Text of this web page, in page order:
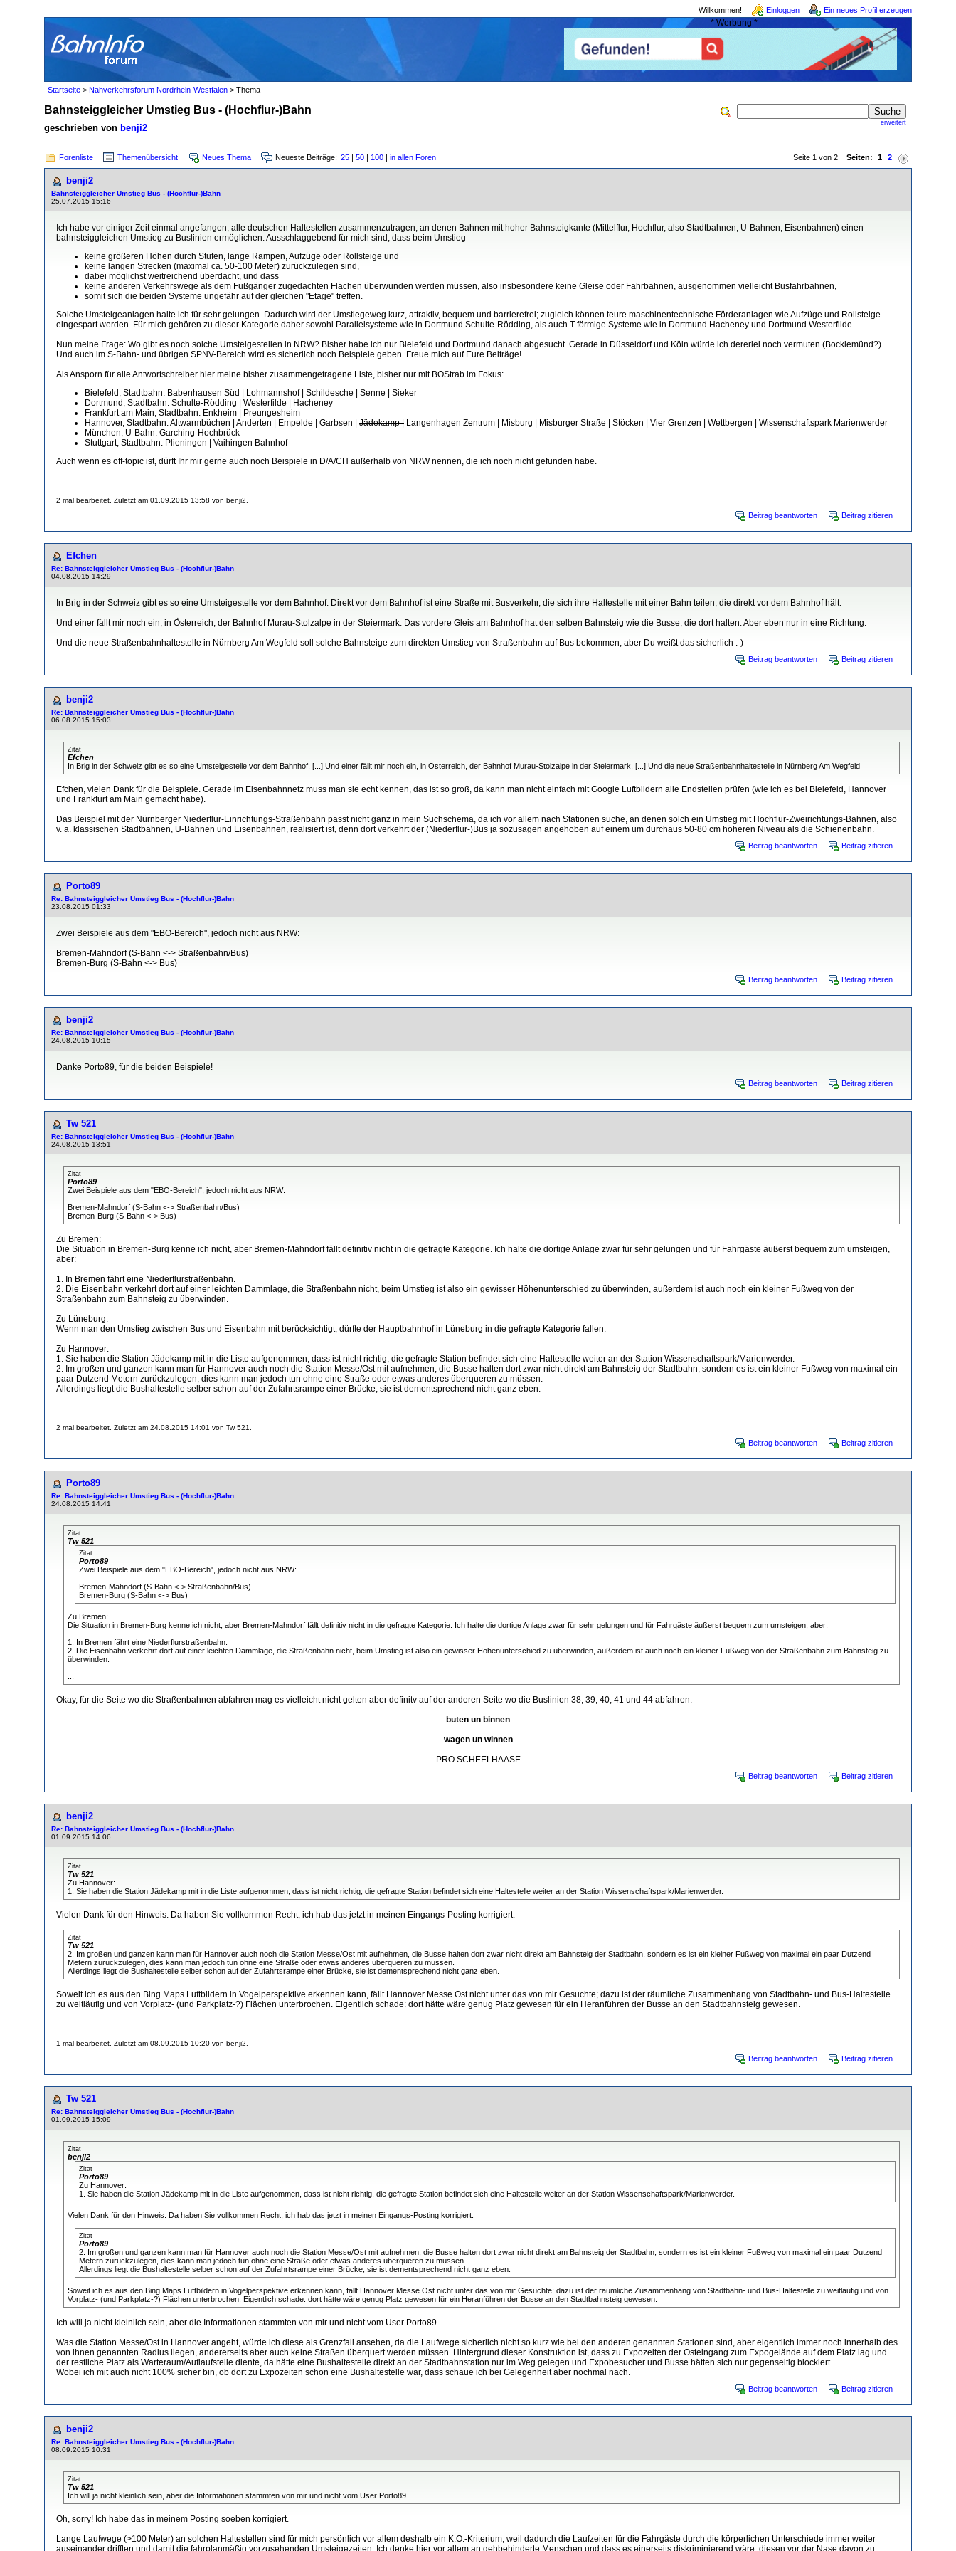
Willkommen! Einloggen Ein neues Profil erzeugen
* Werbung *
Startseite > Nahverkehrsforum Nordrhein-Westfalen > Thema
erweitert
Bahnsteiggleicher Umstieg Bus - (Hochflur-)Bahn
geschrieben von benji2
Forenliste Themenübersicht Neues Thema Neueste Beiträge: 25 | 50 | 100 | in allen Foren Seite 1 von 2 Seiten: 1 2
benji2
Bahnsteiggleicher Umstieg Bus - (Hochflur-)Bahn
25.07.2015 15:16
Ich habe vor einiger Zeit einmal angefangen, alle deutschen Haltestellen zusammenzutragen, an denen Bahnen mit hoher Bahnsteigkante (Mittelflur, Hochflur, also Stadtbahnen, U-Bahnen, Eisenbahnen) einen
bahnsteiggleichen Umstieg zu Buslinien ermöglichen. Ausschlaggebend für mich sind, dass beim Umstieg
keine größeren Höhen durch Stufen, lange Rampen, Aufzüge oder Rollsteige und
keine langen Strecken (maximal ca. 50-100 Meter) zurückzulegen sind,
dabei möglichst weitreichend überdacht, und dass
keine anderen Verkehrswege als dem Fußgänger zugedachten Flächen überwunden werden müssen, also insbesondere keine Gleise oder Fahrbahnen, ausgenommen vielleicht Busfahrbahnen,
somit sich die beiden Systeme ungefähr auf der gleichen "Etage" treffen.
Solche Umsteigeanlagen halte ich für sehr gelungen. Dadurch wird der Umstiegeweg kurz, attraktiv, bequem und barrierefrei; zugleich können teure maschinentechnische Förderanlagen wie Aufzüge und Rollsteige
eingespart werden. Für mich gehören zu dieser Kategorie daher sowohl Parallelsysteme wie in Dortmund Schulte-Rödding, als auch T-förmige Systeme wie in Dortmund Hacheney und Dortmund Westerfilde.
Nun meine Frage: Wo gibt es noch solche Umsteigestellen in NRW? Bisher habe ich nur Bielefeld und Dortmund danach abgesucht. Gerade in Düsseldorf und Köln würde ich dererlei noch vermuten (Bocklemünd?).
Und auch im S-Bahn- und übrigen SPNV-Bereich wird es sicherlich noch Beispiele geben. Freue mich auf Eure Beiträge!
Als Ansporn für alle Antwortschreiber hier meine bisher zusammengetragene Liste, bisher nur mit BOStrab im Fokus:
Bielefeld, Stadtbahn: Babenhausen Süd | Lohmannshof | Schildesche | Senne | Sieker
Dortmund, Stadtbahn: Schulte-Rödding | Westerfilde | Hacheney
Frankfurt am Main, Stadtbahn: Enkheim | Preungesheim
Hannover, Stadtbahn: Altwarmbüchen | Anderten | Empelde | Garbsen | Jädekamp | Langenhagen Zentrum | Misburg | Misburger Straße | Stöcken | Vier Grenzen | Wettbergen | Wissenschaftspark Marienwerder
München, U-Bahn: Garching-Hochbrück
Stuttgart, Stadtbahn: Plieningen | Vaihingen Bahnhof
Auch wenn es off-topic ist, dürft Ihr mir gerne auch noch Beispiele in D/A/CH außerhalb von NRW nennen, die ich noch nicht gefunden habe.
2 mal bearbeitet. Zuletzt am 01.09.2015 13:58 von benji2.
Beitrag beantworten Beitrag zitieren
Efchen
Re: Bahnsteiggleicher Umstieg Bus - (Hochflur-)Bahn
04.08.2015 14:29
In Brig in der Schweiz gibt es so eine Umsteigestelle vor dem Bahnhof. Direkt vor dem Bahnhof ist eine Straße mit Busverkehr, die sich ihre Haltestelle mit einer Bahn teilen, die direkt vor dem Bahnhof hält.
Und einer fällt mir noch ein, in Österreich, der Bahnhof Murau-Stolzalpe in der Steiermark. Das vordere Gleis am Bahnhof hat den selben Bahnsteig wie die Busse, die dort halten. Aber eben nur in eine Richtung.
Und die neue Straßenbahnhaltestelle in Nürnberg Am Wegfeld soll solche Bahnsteige zum direkten Umstieg von Straßenbahn auf Bus bekommen, aber Du weißt das sicherlich :-)
Beitrag beantworten Beitrag zitieren
benji2
Re: Bahnsteiggleicher Umstieg Bus - (Hochflur-)Bahn
06.08.2015 15:03
Zitat
Efchen
In Brig in der Schweiz gibt es so eine Umsteigestelle vor dem Bahnhof. [...] Und einer fällt mir noch ein, in Österreich, der Bahnhof Murau-Stolzalpe in der Steiermark. [...] Und die neue Straßenbahnhaltestelle in Nürnberg Am Wegfeld
Efchen, vielen Dank für die Beispiele. Gerade im Eisenbahnnetz muss man sie echt kennen, das ist so groß, da kann man nicht einfach mit Google Luftbildern alle Endstellen prüfen (wie ich es bei Bielefeld, Hannover
und Frankfurt am Main gemacht habe).
Das Beispiel mit der Nürnberger Niederflur-Einrichtungs-Straßenbahn passt nicht ganz in mein Suchschema, da ich vor allem nach Stationen suche, an denen solch ein Umstieg mit Hochflur-Zweirichtungs-Bahnen, also
v. a. klassischen Stadtbahnen, U-Bahnen und Eisenbahnen, realisiert ist, denn dort verkehrt der (Niederflur-)Bus ja sozusagen angehoben auf einem um durchaus 50-80 cm höheren Niveau als die Schienenbahn.
Beitrag beantworten Beitrag zitieren
Porto89
Re: Bahnsteiggleicher Umstieg Bus - (Hochflur-)Bahn
23.08.2015 01:33
Zwei Beispiele aus dem "EBO-Bereich", jedoch nicht aus NRW:
Bremen-Mahndorf (S-Bahn <-> Straßenbahn/Bus)
Bremen-Burg (S-Bahn <-> Bus)
Beitrag beantworten Beitrag zitieren
benji2
Re: Bahnsteiggleicher Umstieg Bus - (Hochflur-)Bahn
24.08.2015 10:15
Danke Porto89, für die beiden Beispiele!
Beitrag beantworten Beitrag zitieren
Tw 521
Re: Bahnsteiggleicher Umstieg Bus - (Hochflur-)Bahn
24.08.2015 13:51
Zitat
Porto89
Zwei Beispiele aus dem "EBO-Bereich", jedoch nicht aus NRW:
Bremen-Mahndorf (S-Bahn <-> Straßenbahn/Bus)
Bremen-Burg (S-Bahn <-> Bus)
Zu Bremen:
Die Situation in Bremen-Burg kenne ich nicht, aber Bremen-Mahndorf fällt definitiv nicht in die gefragte Kategorie. Ich halte die dortige Anlage zwar für sehr gelungen und für Fahrgäste äußerst bequem zum umsteigen,
aber:
1. In Bremen fährt eine Niederflurstraßenbahn.
2. Die Eisenbahn verkehrt dort auf einer leichten Dammlage, die Straßenbahn nicht, beim Umstieg ist also ein gewisser Höhenunterschied zu überwinden, außerdem ist auch noch ein kleiner Fußweg von der
Straßenbahn zum Bahnsteig zu überwinden.
Zu Lüneburg:
Wenn man den Umstieg zwischen Bus und Eisenbahn mit berücksichtigt, dürfte der Hauptbahnhof in Lüneburg in die gefragte Kategorie fallen.
Zu Hannover:
1. Sie haben die Station Jädekamp mit in die Liste aufgenommen, dass ist nicht richtig, die gefragte Station befindet sich eine Haltestelle weiter an der Station Wissenschaftspark/Marienwerder.
2. Im großen und ganzen kann man für Hannover auch noch die Station Messe/Ost mit aufnehmen, die Busse halten dort zwar nicht direkt am Bahnsteig der Stadtbahn, sondern es ist ein kleiner Fußweg von maximal ein
paar Dutzend Metern zurückzulegen, dies kann man jedoch tun ohne eine Straße oder etwas anderes überqueren zu müssen.
Allerdings liegt die Bushaltestelle selber schon auf der Zufahrtsrampe einer Brücke, sie ist dementsprechend nicht ganz eben.
2 mal bearbeitet. Zuletzt am 24.08.2015 14:01 von Tw 521.
Beitrag beantworten Beitrag zitieren
Porto89
Re: Bahnsteiggleicher Umstieg Bus - (Hochflur-)Bahn
24.08.2015 14:41
Zitat
Tw 521
Zitat
Porto89
Zwei Beispiele aus dem "EBO-Bereich", jedoch nicht aus NRW:
Bremen-Mahndorf (S-Bahn <-> Straßenbahn/Bus)
Bremen-Burg (S-Bahn <-> Bus)
Zu Bremen:
Die Situation in Bremen-Burg kenne ich nicht, aber Bremen-Mahndorf fällt definitiv nicht in die gefragte Kategorie. Ich halte die dortige Anlage zwar für sehr gelungen und für Fahrgäste äußerst bequem zum umsteigen, aber:
1. In Bremen fährt eine Niederflurstraßenbahn.
2. Die Eisenbahn verkehrt dort auf einer leichten Dammlage, die Straßenbahn nicht, beim Umstieg ist also ein gewisser Höhenunterschied zu überwinden, außerdem ist auch noch ein kleiner Fußweg von der Straßenbahn zum Bahnsteig zu
überwinden.
Okay, für die Seite wo die Straßenbahnen abfahren mag es vielleicht nicht gelten aber definitv auf der anderen Seite wo die Buslinien 38, 39, 40, 41 und 44 abfahren.
buten un binnen
wagen un winnen
PRO SCHEELHAASE
Beitrag beantworten Beitrag zitieren
benji2
Re: Bahnsteiggleicher Umstieg Bus - (Hochflur-)Bahn
01.09.2015 14:06
Zitat
Tw 521
Zu Hannover:
1. Sie haben die Station Jädekamp mit in die Liste aufgenommen, dass ist nicht richtig, die gefragte Station befindet sich eine Haltestelle weiter an der Station Wissenschaftspark/Marienwerder.
Vielen Dank für den Hinweis. Da haben Sie vollkommen Recht, ich hab das jetzt in meinen Eingangs-Posting korrigiert.
Zitat
Tw 521
2. Im großen und ganzen kann man für Hannover auch noch die Station Messe/Ost mit aufnehmen, die Busse halten dort zwar nicht direkt am Bahnsteig der Stadtbahn, sondern es ist ein kleiner Fußweg von maximal ein paar Dutzend
Metern zurückzulegen, dies kann man jedoch tun ohne eine Straße oder etwas anderes überqueren zu müssen.
Allerdings liegt die Bushaltestelle selber schon auf der Zufahrtsrampe einer Brücke, sie ist dementsprechend nicht ganz eben.
Soweit ich es aus den Bing Maps Luftbildern in Vogelperspektive erkennen kann, fällt Hannover Messe Ost nicht unter das von mir Gesuchte; dazu ist der räumliche Zusammenhang von Stadtbahn- und Bus-Haltestelle
zu weitläufig und von Vorplatz- (und Parkplatz-?) Flächen unterbrochen. Eigentlich schade: dort hätte wäre genug Platz gewesen für ein Heranführen der Busse an den Stadtbahnsteig gewesen.
1 mal bearbeitet. Zuletzt am 08.09.2015 10:20 von benji2.
Beitrag beantworten Beitrag zitieren
Tw 521
Re: Bahnsteiggleicher Umstieg Bus - (Hochflur-)Bahn
01.09.2015 15:09
Zitat
benji2
Zitat
Porto89
Zu Hannover:
1. Sie haben die Station Jädekamp mit in die Liste aufgenommen, dass ist nicht richtig, die gefragte Station befindet sich eine Haltestelle weiter an der Station Wissenschaftspark/Marienwerder.
Vielen Dank für den Hinweis. Da haben Sie vollkommen Recht, ich hab das jetzt in meinen Eingangs-Posting korrigiert.
Zitat
Porto89
2. Im großen und ganzen kann man für Hannover auch noch die Station Messe/Ost mit aufnehmen, die Busse halten dort zwar nicht direkt am Bahnsteig der Stadtbahn, sondern es ist ein kleiner Fußweg von maximal ein paar Dutzend
Metern zurückzulegen, dies kann man jedoch tun ohne eine Straße oder etwas anderes überqueren zu müssen.
Allerdings liegt die Bushaltestelle selber schon auf der Zufahrtsrampe einer Brücke, sie ist dementsprechend nicht ganz eben.
Soweit ich es aus den Bing Maps Luftbildern in Vogelperspektive erkennen kann, fällt Hannover Messe Ost nicht unter das von mir Gesuchte; dazu ist der räumliche Zusammenhang von Stadtbahn- und Bus-Haltestelle zu weitläufig und von
Vorplatz- (und Parkplatz-?) Flächen unterbrochen. Eigentlich schade: dort hätte wäre genug Platz gewesen für ein Heranführen der Busse an den Stadtbahnsteig gewesen.
Ich will ja nicht kleinlich sein, aber die Informationen stammten von mir und nicht vom User Porto89.
Was die Station Messe/Ost in Hannover angeht, würde ich diese als Grenzfall ansehen, da die Laufwege sicherlich nicht so kurz wie bei den anderen genannten Stationen sind, aber eigentlich immer noch innerhalb des
von ihnen genannten Radius liegen, andererseits aber auch keine Straßen überquert werden müssen. Hintergrund dieser Konstruktion ist, dass zu Expozeiten der Osteingang zum Expogelände auf dem Platz lag und
der restliche Platz als Warteraum/Auflaufstelle diente, da hätte eine Bushaltestelle direkt an der Stadtbahnstation nur im Weg gelegen und Expobesucher und Busse hätten sich nur gegenseitig blockiert.
Wobei ich mit auch nicht 100% sicher bin, ob dort zu Expozeiten schon eine Bushaltestelle war, dass schaue ich bei Gelegenheit aber nochmal nach.
Beitrag beantworten Beitrag zitieren
benji2
Re: Bahnsteiggleicher Umstieg Bus - (Hochflur-)Bahn
08.09.2015 10:31
Zitat
Tw 521
Ich will ja nicht kleinlich sein, aber die Informationen stammten von mir und nicht vom User Porto89.
Oh, sorry! Ich habe das in meinem Posting soeben korrigiert.
Lange Laufwege (>100 Meter) an solchen Haltestellen sind für mich persönlich vor allem deshalb ein K.O.-Kriterium, weil dadurch die Laufzeiten für die Fahrgäste durch die körperlichen Unterschiede immer weiter
auseinander drifften und damit die fahrplanmäßig vorzusehenden Umsteigezeiten. Ich denke hier vor allem an gehbehinderte Menschen und dass es einerseits diskriminierend wäre, diesen vor der Nase davon zu